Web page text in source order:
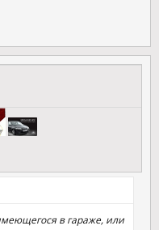
в гараже, или